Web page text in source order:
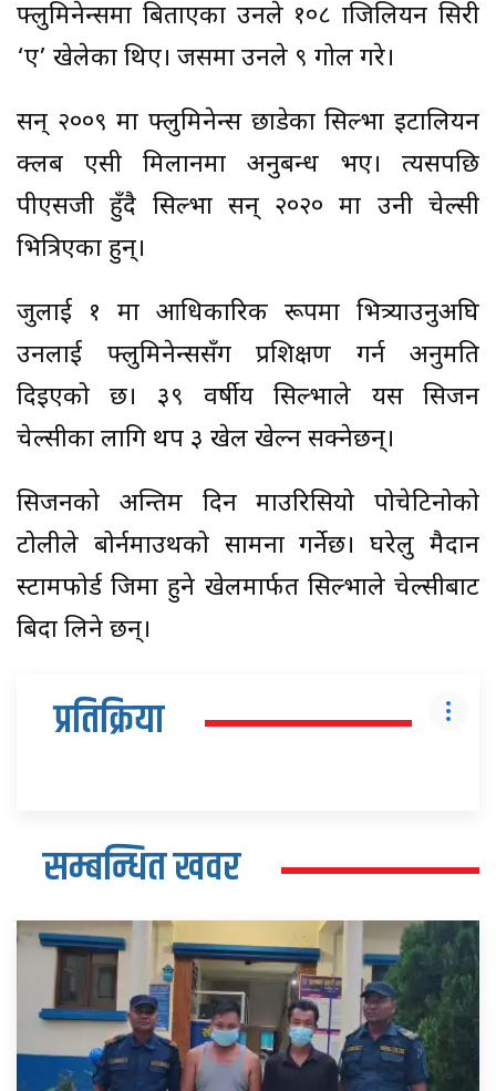
फ्लुमिनेन्समा बिताएका उनले १०८ ब्राजिलियन सिरी
‘ए’ खेलेका थिए। जसमा उनले ९ गोल गरे।
सन् २००९ मा फ्लुमिनेन्स छाडेका सिल्भा इटालियन
क्लब एसी मिलानमा अनुबन्ध भए। त्यसपछि
पीएसजी हुँदै सिल्भा सन् २०२० मा उनी चेल्सी
भित्रिएका हुन्।
जुलाई १ मा आधिकारिक रूपमा भित्र्याउनुअघि
उनलाई फ्लुमिनेन्ससँग प्रशिक्षण गर्न अनुमति
दिइएको छ। ३९ वर्षीय सिल्भाले यस सिजन
चेल्सीका लागि थप ३ खेल खेल्न सक्नेछन्।
सिजनको अन्तिम दिन माउरिसियो पोचेटिनोको
टोलीले बोर्नमाउथको सामना गर्नेछ। घरेलु मैदान
स्टामफोर्ड ब्रिजमा हुने खेलमार्फत सिल्भाले चेल्सीबाट
बिदा लिने छन्।
प्रतिक्रिया
सम्बन्धित खवर